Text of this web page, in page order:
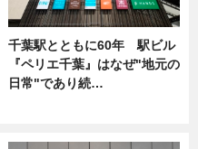
千葉駅とともに60年 駅ビル
『ペリエ千葉』はなぜ"地元の
日常"であり続…